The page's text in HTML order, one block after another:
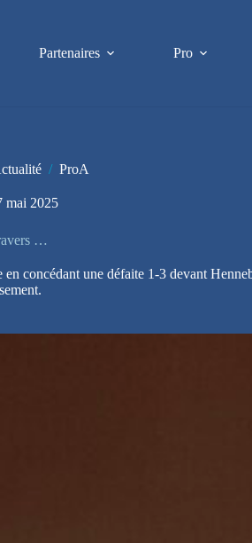
Partenaires Pro
/ ProA
mai 2025
…
concédant une défaite 1-3 devant